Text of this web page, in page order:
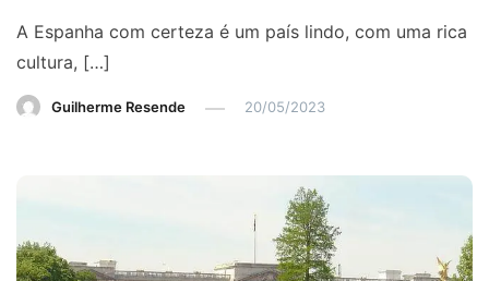
A Espanha com certeza é um país lindo, com uma rica
cultura, […]
Guilherme Resende 20/05/2023